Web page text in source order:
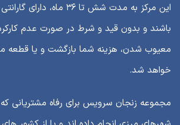
این مرکز به مدت شش تا ۳۶
باشند و بدون قید و شرط در صورت عدم
معیوب شدن، هزینه شما بازگشت و یا قطعه
خواهد شد.
مجموعه زنجان سرویس برای رفاه مشتریانی که